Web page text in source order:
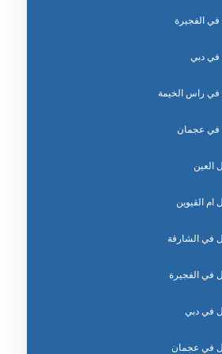
الفجيرة
دبي
راس الخيمة
في عجمان
العين
القيوين
في الشارقة
في الفجيرة
في دبي
في عجمان